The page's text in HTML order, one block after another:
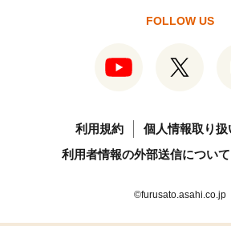
FOLLOW US
利用規約
個人情報取り扱
利用者情報の外部送信について
©furusato.asahi.co.jp